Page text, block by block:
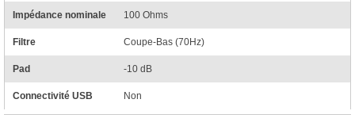
Impédance nominale 100 Ohms
Filtre Coupe-Bas (70Hz)
Pad -10 dB
Connectivité USB Non